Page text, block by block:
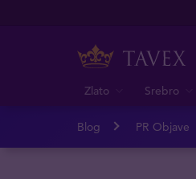
Zlato Srebro
Blog PR Objave